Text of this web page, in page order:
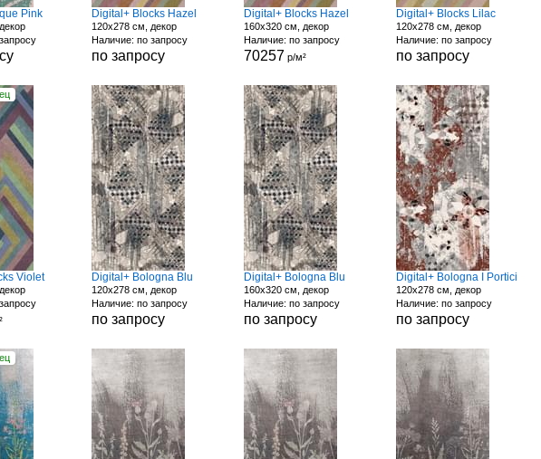
Pink Digital+ Blocks Hazel
120x278 см, декор
Наличие: по запросу
по запросу
Digital+ Blocks Hazel
160x320 см, декор
Наличие: по запросу
70257 р/м²
Digital+ Blocks Lilac
120x278 см, декор
Наличие: по запросу
по запросу
Violet Digital+ Bologna Blu
120x278 см, декор
Наличие: по запросу
по запросу
Digital+ Bologna Blu
160x320 см, декор
Наличие: по запросу
по запросу
Digital+ Bologna I Portici
120x278 см, декор
Наличие: по запросу
по запросу